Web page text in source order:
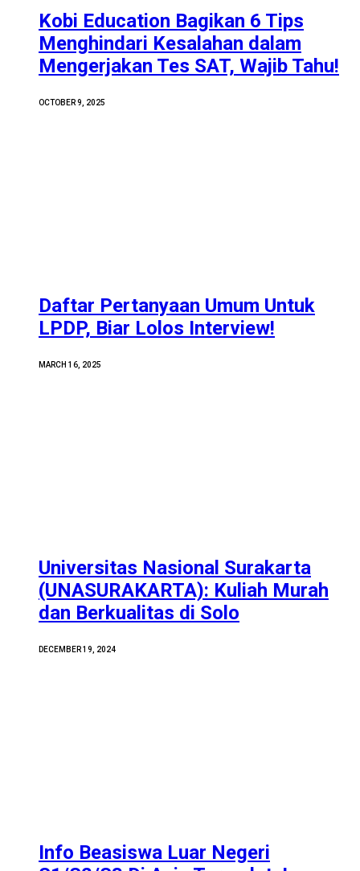
Kobi Education Bagikan 6 Tips
Menghindari Kesalahan dalam
Mengerjakan Tes SAT, Wajib Tahu!
OCTOBER 9, 2025
Daftar Pertanyaan Umum Untuk
LPDP, Biar Lolos Interview!
MARCH 16, 2025
Universitas Nasional Surakarta
(UNASURAKARTA): Kuliah Murah
dan Berkualitas di Solo
DECEMBER 19, 2024
Info Beasiswa Luar Negeri